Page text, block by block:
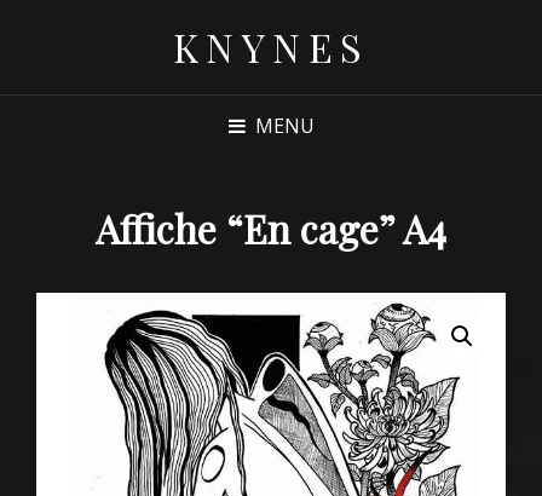
KNYNES
MENU
Affiche “En cage” A4